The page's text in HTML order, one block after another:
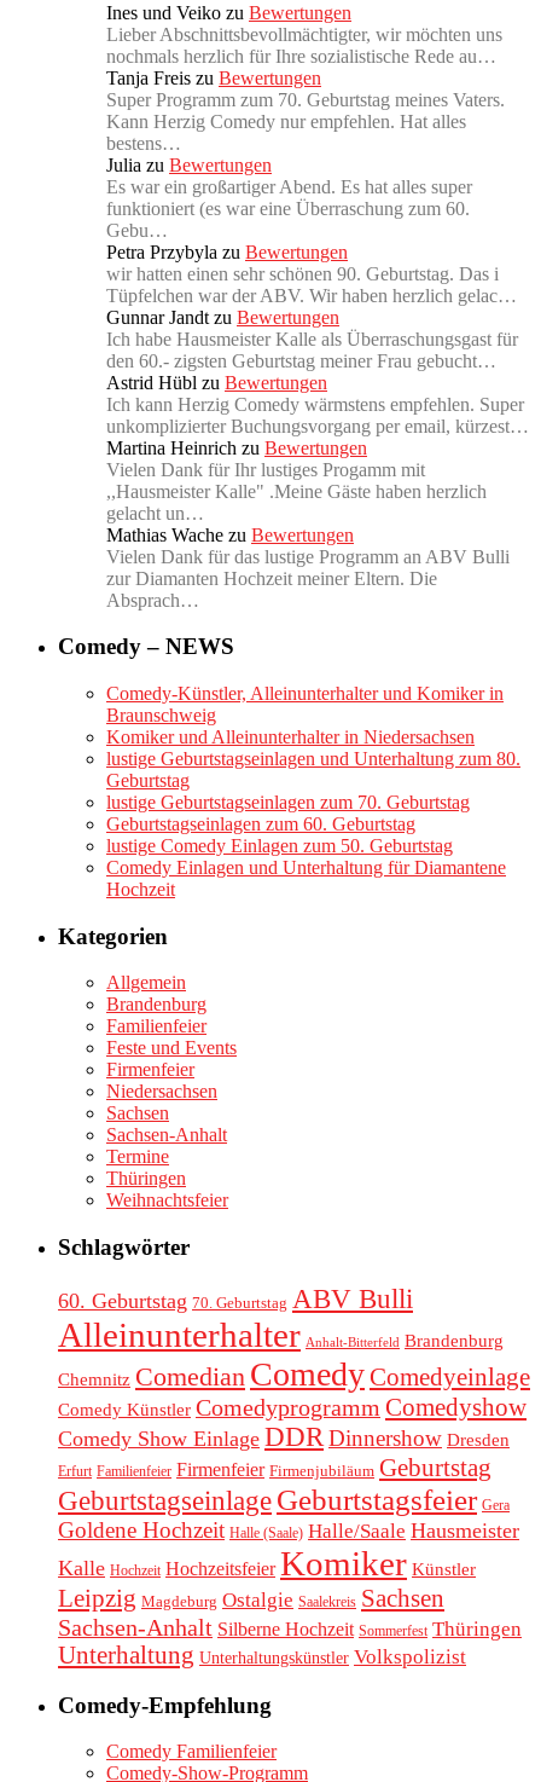
Ines und Veiko zu Bewertungen
Lieber Abschnittsbevollmächtigter, wir möchten uns
nochmals herzlich für Ihre sozialistische Rede au…
Tanja Freis zu Bewertungen
Super Programm zum 70. Geburtstag meines Vaters.
Kann Herzig Comedy nur empfehlen. Hat alles
bestens…
Julia zu Bewertungen
Es war ein großartiger Abend. Es hat alles super
funktioniert (es war eine Überraschung zum 60.
Gebu…
Petra Przybyla zu Bewertungen
wir hatten einen sehr schönen 90. Geburtstag. Das i
Tüpfelchen war der ABV. Wir haben herzlich gelac…
Gunnar Jandt zu Bewertungen
Ich habe Hausmeister Kalle als Überraschungsgast für
den 60.- zigsten Geburtstag meiner Frau gebucht…
Astrid Hübl zu Bewertungen
Ich kann Herzig Comedy wärmstens empfehlen. Super
unkomplizierter Buchungsvorgang per email, kürzest…
Martina Heinrich zu Bewertungen
Vielen Dank für Ihr lustiges Progamm mit
,,Hausmeister Kalle" .Meine Gäste haben herzlich
gelacht un…
Mathias Wache zu Bewertungen
Vielen Dank für das lustige Programm an ABV Bulli
zur Diamanten Hochzeit meiner Eltern. Die
Absprach…
Comedy – NEWS
Comedy-Künstler, Alleinunterhalter und Komiker in
Braunschweig
Komiker und Alleinunterhalter in Niedersachsen
lustige Geburtstagseinlagen und Unterhaltung zum 80.
Geburtstag
lustige Geburtstagseinlagen zum 70. Geburtstag
Geburtstagseinlagen zum 60. Geburtstag
lustige Comedy Einlagen zum 50. Geburtstag
Comedy Einlagen und Unterhaltung für Diamantene
Hochzeit
Kategorien
Allgemein
Brandenburg
Familienfeier
Feste und Events
Firmenfeier
Niedersachsen
Sachsen
Sachsen-Anhalt
Termine
Thüringen
Weihnachtsfeier
Schlagwörter
60. Geburtstag 70. Geburtstag ABV Bulli
Alleinunterhalter Anhalt-Bitterfeld Brandenburg
Chemnitz Comedian ComedyComedyeinlage
Comedy Künstler Comedyprogramm Comedyshow
Comedy Show Einlage DDR Dinnershow Dresden
Erfurt Familienfeier Firmenfeier Firmenjubiläum Geburtstag
Geburtstagseinlage Geburtstagsfeier Gera
Goldene Hochzeit Halle (Saale) Halle/Saale Hausmeister
Kalle Hochzeit Hochzeitsfeier Komiker Künstler
Leipzig Magdeburg Ostalgie Saalekreis Sachsen
Sachsen-Anhalt Silberne Hochzeit Sommerfest Thüringen
Unterhaltung Unterhaltungskünstler Volkspolizist
Comedy-Empfehlung
Comedy Familienfeier
Comedy-Show-Programm